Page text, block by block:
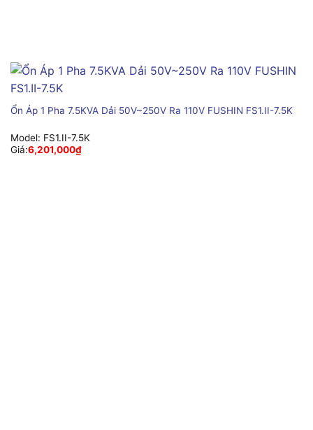
Ổn Áp 1 Pha 7.5KVA Dải 50V~250V Ra 110V FUSHIN FS1.II-7.5K
Model: FS1.II-7.5K
Giá:6,201,000₫